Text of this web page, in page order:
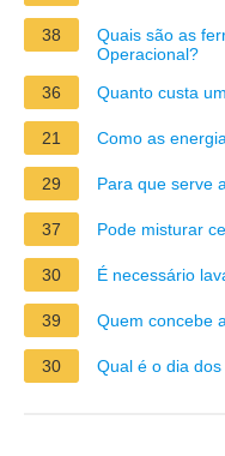
38
Quais são as
Operacional?
36
Quanto custa
21 Como as
29 Para que serve
37 Pode misturar
30 É necessário
39 Quem concebe
30 Qual é o dia dos